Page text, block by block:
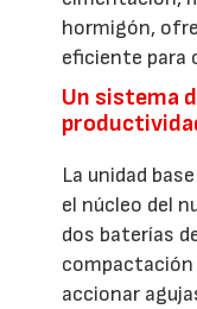
hormigón,
eficiente para
Un sistema
La unidad
el núcleo del
dos baterías
accionar